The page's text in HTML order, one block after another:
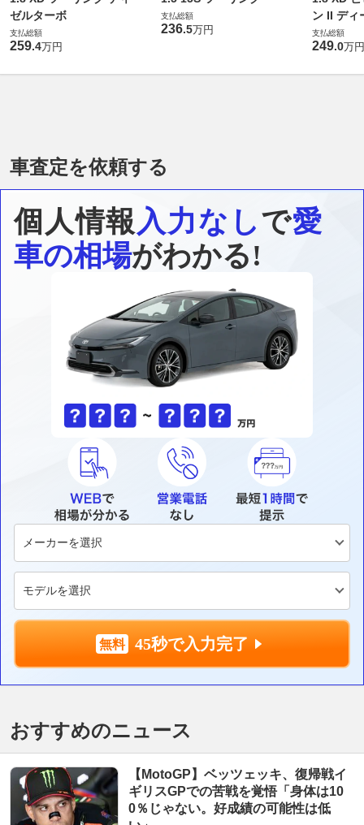
ゼルターボ
支払総額
259.4万円
支払総額
236.5万円
ン II ディ
支払総額
249.0万円
車査定を依頼する
個人情報入力なしで愛
車の相場がわかる!
45秒で入力完了
おすすめのニュース
【MotoGP】ベッツェッキ、復帰戦イ
ギリスGPでの苦戦を覚悟「身体は10
0％じゃない。好成績の可能性は低